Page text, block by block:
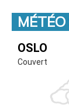
OSLO
Couvert